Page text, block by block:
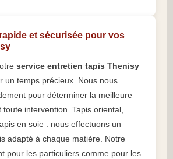
et sécurisée pour vos
service entretien tapis Thenisy
un temps précieux. Nous nous
pour déterminer la meilleure
toute intervention. Tapis oriental,
en soie : nous effectuons un
adapté à chaque matière. Notre
pour les particuliers comme pour les